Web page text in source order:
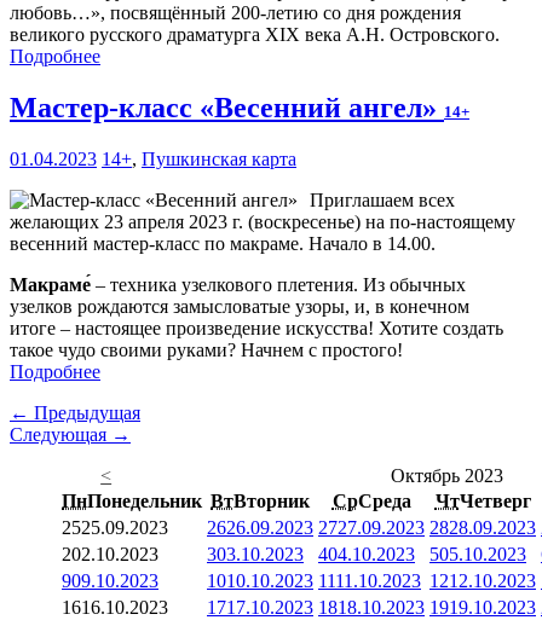
любовь…», посвящённый 200-летию со дня рождения
великого русского драматурга XIX века А.Н. Островского.
Подробнее
Мастер-класс «Весенний ангел» 14+
01.04.2023 14+, Пушкинская карта
Приглашаем всех
желающих 23 апреля 2023 г. (воскресенье) на по-настоящему
весенний мастер-класс по макраме. Начало в 14.00.
Макраме́ – техника узелкового плетения. Из обычных
узелков рождаются замысловатые узоры, и, в конечном
итоге – настоящее произведение искусства! Хотите создать
такое чудо своими руками? Начнем с простого!
Подробнее
← Предыдущая
Следующая →
<
Октябрь 2023
ПнПонедельник ВтВторник СрСреда ЧтЧетверг
2525.09.2023 2626.09.2023 2727.09.2023 2828.09.2023
202.10.2023 303.10.2023 404.10.2023 505.10.2023
909.10.2023 1010.10.2023 1111.10.2023 1212.10.2023
1616.10.2023 1717.10.2023 1818.10.2023 1919.10.2023